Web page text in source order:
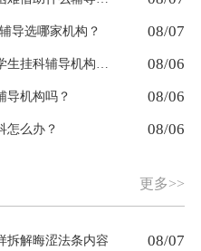
导选哪家机构？ 08/07
08/06
导机构吗？ 08/06
怎么办？ 08/06
更多>>
拆解晦涩法条内容 08/07